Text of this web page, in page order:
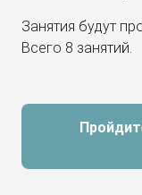
Занятия будут
Всего 8 занятий.